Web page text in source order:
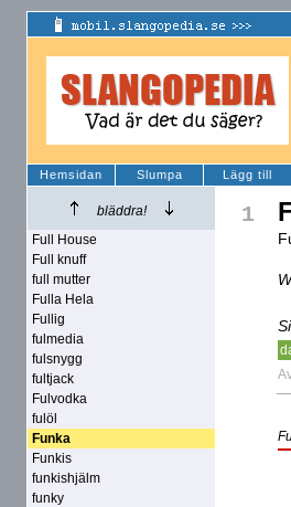
Hemsidan Slumpa Lägg till
bläddra!
Full House
Full knuff
full mutter
Fulla Hela
Fullig
fulmedia
fulsnygg
fultjack
Fulvodka
fulöl
Funka
Funkis
funkishjälm
funky
1